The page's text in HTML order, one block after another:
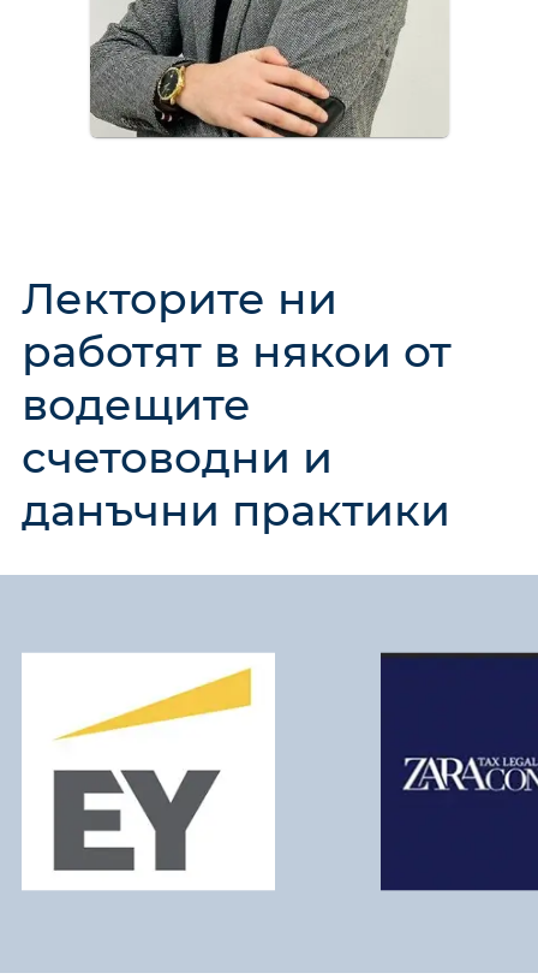
Лекторите ни
работят в някои от
водещите
счетоводни и
данъчни практики